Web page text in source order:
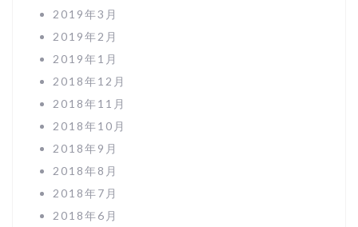
2019年3月
2019年2月
2019年1月
2018年12月
2018年11月
2018年10月
2018年9月
2018年8月
2018年7月
2018年6月